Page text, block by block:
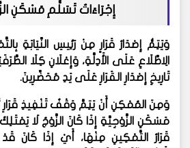
إِجْرَاءَاتُ تَسَلُّمِ مَسْكَنِ
وَيَتِمُّ إِصْدَارُ قَرَارٍ مِنْ رَئِيسِ النِّيَابَةِ
تَارِيخِ إِصْدَارِ القَرَارِ عَلَى يَدِ مُحَضِّرِينَ.
وَمِنَ المُمْكِنِ أَنْ يَتِمَّ وَقْفُ تَنْفِيذِ
مَسْكَنِ الزَّوْجِيَّةِ إِذَا كَانَ الزَّوْجُ لَا
قَرَارُ التَّمْكِينِ مِنْهَا، أَيْ إِذَا كَانَ